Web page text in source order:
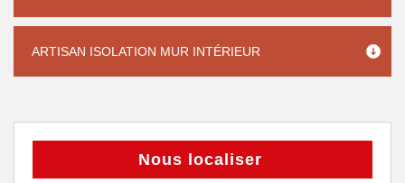
ARTISAN ISOLATION MUR INTÉRIEUR
Nous localiser